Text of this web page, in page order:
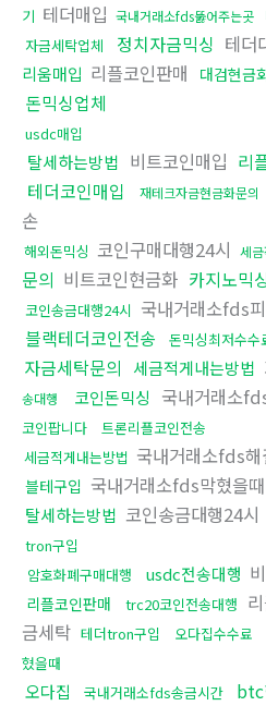
기 테더매입 국내거래소fds뚫어주는곳
자금세탁업체 정치자금믹싱 테더
리움매입 리플코인판매 대검현금
돈믹싱업체
usdc매입
탈세하는방법 비트코인매입 리
테더코인매입 재테크자금현금화문의
손
해외돈믹싱 코인구매대행24시 세
문의 비트코인현금화 카지노믹
코인송금대행24시 국내거래소fds
블랙테더코인전송 돈믹싱최저수수
자금세탁문의 세금적게내는방법
송대행
코인돈믹싱 국내거래소
코인팝니다
트론리플코인전송
세금적게내는방법 국내거래소fds해
블테구입 국내거래소fds막혔을때
탈세하는방법 코인송금대행24시
tron구입
암호화폐구매대행
usdc전송대행
리플코인판매 trc20코인전송대행
금세탁 테더tron구입 오다집수수료
혔을때
오다집 국내거래소fds송금시간 btc